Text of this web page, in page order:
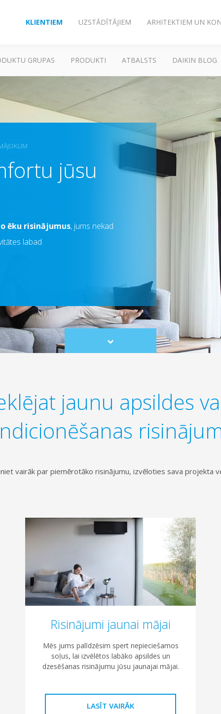
KLIENTIEM UZSTĀDĪTĀJIEM ARHITEKTIEM UN
GRUPAS PRODUKTI ATBALSTS DAIKIN BLOG
jūsu
ēku risinājumus, jums nekad
labad
Scroll
to
jaunu apsildes
vairāk par piemērotāko risinājumu, izvēloties sava projekta
Risinājumi jaunai mājai
Mēs jums palīdzēsim spert nepieciešamos
soļus, lai izvēlētos labāko apsildes un
dzesēšanas risinājumu jūsu jaunajai mājai.
LASĪT VAIRĀK